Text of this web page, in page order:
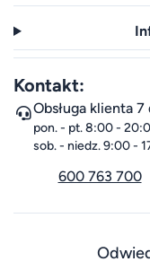
Kontakt:
Obsługa klienta
pon. - pt. 8:00 -
sob. - niedz. 9:00 -
600 763 700